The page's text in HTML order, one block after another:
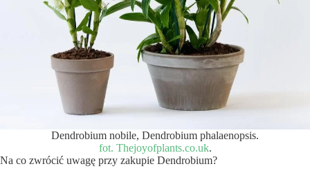
Dendrobium nobile, Dendrobium phalaenopsis.
fot. Thejoyofplants.co.uk.
Na co zwrócić uwagę przy zakupie Dendrobium?